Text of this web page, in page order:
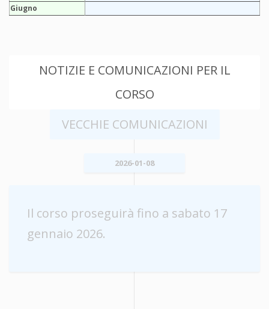
Giugno
NOTIZIE E COMUNICAZIONI PER IL
CORSO
VECCHIE COMUNICAZIONI
2026-01-08
Il corso proseguirà fino a sabato 17
gennaio 2026.